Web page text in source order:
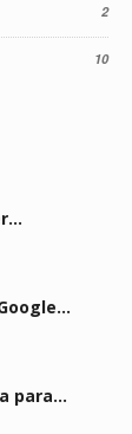
2
10
para…